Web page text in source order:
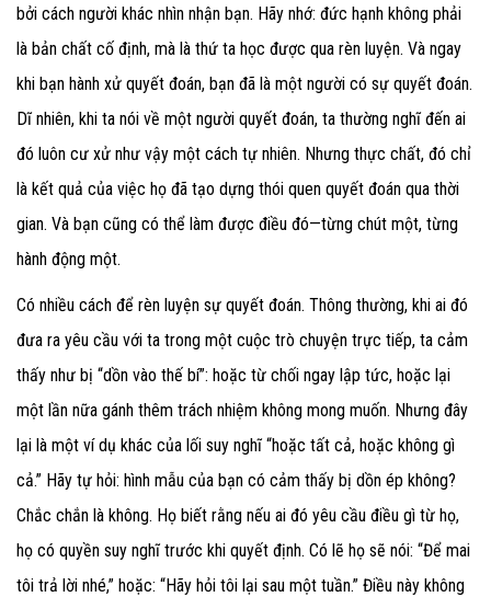
bởi cách người khác nhìn nhận bạn. Hãy nhớ: đức hạnh không phải
là bản chất cố định, mà là thứ ta học được qua rèn luyện. Và ngay
khi bạn hành xử quyết đoán, bạn đã là một người có sự quyết đoán.
Dĩ nhiên, khi ta nói về một người quyết đoán, ta thường nghĩ đến ai
đó luôn cư xử như vậy một cách tự nhiên. Nhưng thực chất, đó chỉ
là kết quả của việc họ đã tạo dựng thói quen quyết đoán qua thời
gian. Và bạn cũng có thể làm được điều đó—từng chút một, từng
hành động một.
Có nhiều cách để rèn luyện sự quyết đoán. Thông thường, khi ai đó
đưa ra yêu cầu với ta trong một cuộc trò chuyện trực tiếp, ta cảm
thấy như bị “dồn vào thế bí”: hoặc từ chối ngay lập tức, hoặc lại
một lần nữa gánh thêm trách nhiệm không mong muốn. Nhưng đây
lại là một ví dụ khác của lối suy nghĩ “hoặc tất cả, hoặc không gì
cả.” Hãy tự hỏi: hình mẫu của bạn có cảm thấy bị dồn ép không?
Chắc chắn là không. Họ biết rằng nếu ai đó yêu cầu điều gì từ họ,
họ có quyền suy nghĩ trước khi quyết định. Có lẽ họ sẽ nói: “Để mai
tôi trả lời nhé,” hoặc: “Hãy hỏi tôi lại sau một tuần.” Điều này không